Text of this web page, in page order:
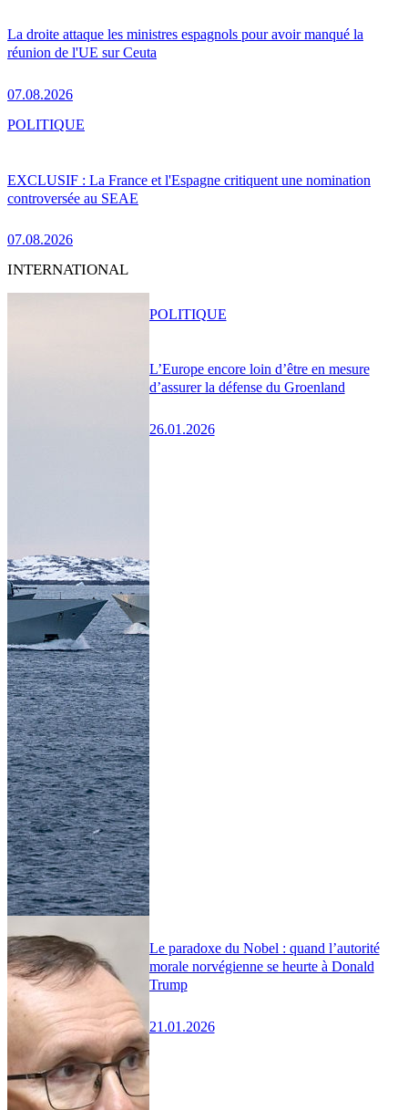
La droite attaque les ministres espagnols pour avoir manqué la
réunion de l'UE sur Ceuta
07.08.2026
EXCLUSIF : La France et l'Espagne critiquent une nomination
controversée au SEAE
07.08.2026
POLITIQUE
INTERNATIONAL
L’Europe encore loin d’être en mesure
d’assurer la défense du Groenland
26.01.2026
POLITIQUE
Le paradoxe du Nobel : quand l’autorité
morale norvégienne se heurte à Donald
Trump
21.01.2026